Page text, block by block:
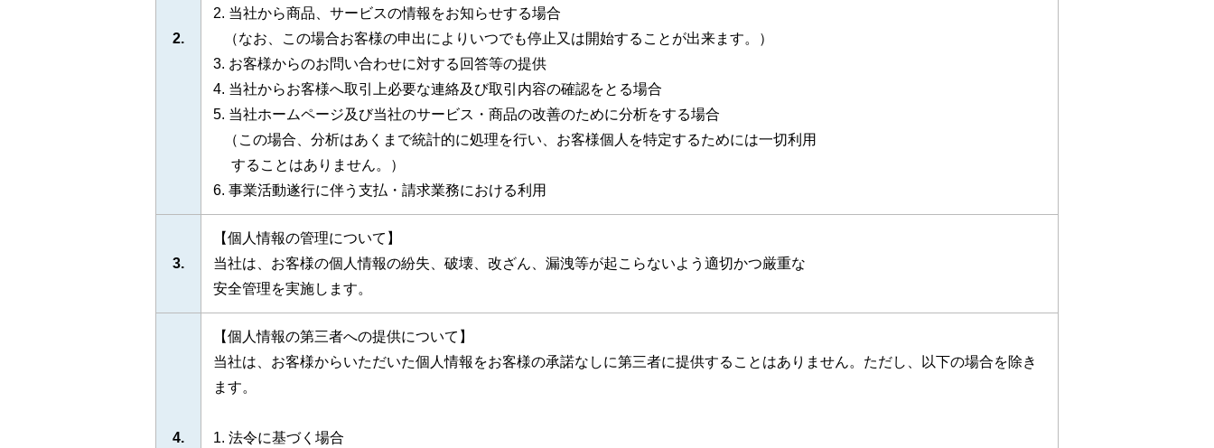
2.
2. 当社から商品、サービスの情報をお知らせする場合
（なお、この場合お客様の申出によりいつでも停止又は開始することが出来ます。）
3. お客様からのお問い合わせに対する回答等の提供
4. 当社からお客様へ取引上必要な連絡及び取引内容の確認をとる場合
5. 当社ホームページ及び当社のサービス・商品の改善のために分析をする場合
（この場合、分析はあくまで統計的に処理を行い、お客様個人を特定するためには一切利用
することはありません。）
6. 事業活動遂行に伴う支払・請求業務における利用
3.
【個人情報の管理について】
当社は、お客様の個人情報の紛失、破壊、改ざん、漏洩等が起こらないよう適切かつ厳重な
安全管理を実施します。
4.
【個人情報の第三者への提供について】
当社は、お客様からいただいた個人情報をお客様の承諾なしに第三者に提供することはありません。ただし、以下の場合を除き
ます。
1. 法令に基づく場合